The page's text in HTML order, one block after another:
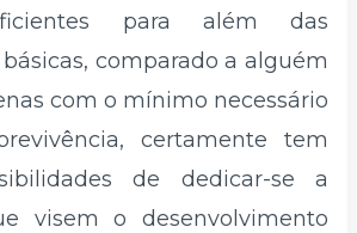
para além das
comparado a alguém
com o mínimo necessário
certamente tem
de dedicar-se a
visem o desenvolvimento